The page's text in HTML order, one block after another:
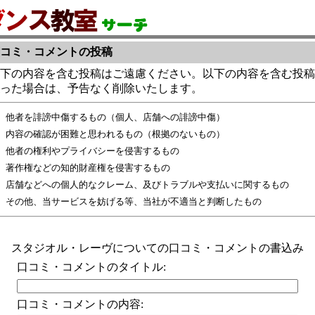
ミ・コメントの投稿
下の内容を含む投稿はご遠慮ください。以下の内容を含む投
た場合は、予告なく削除いたします。
他者を誹謗中傷するもの（個人、店舗への誹謗中傷）
内容の確認が困難と思われるもの（根拠のないもの）
他者の権利やプライバシーを侵害するもの
著作権などの知的財産権を侵害するもの
店舗などへの個人的なクレーム、及びトラブルや支払いに関するもの
その他、当サービスを妨げる等、当社が不適当と判断したもの
スタジオル・レーヴについての口コミ・コメントの書込み
口コミ・コメントのタイトル:
口コミ・コメントの内容: